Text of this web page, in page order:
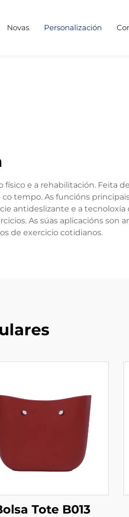
Novas Personalización
e a rehabilitación. Feita
tempo. As funcións
antideslizante e a
As súas aplicacións son
de exercicio cotidianos.
Tote B013